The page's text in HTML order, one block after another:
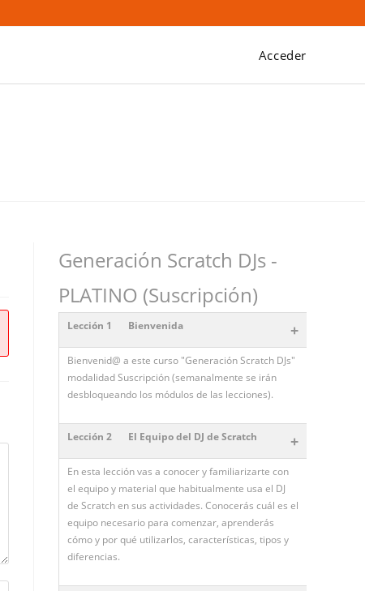
Acceder
Generación Scratch DJs -
PLATINO (Suscripción)
Lección 1 Bienvenida +
Bienvenid@ a este curso "Generación Scratch DJs"
modalidad Suscripción (semanalmente se irán
desbloqueando los módulos de las lecciones).
Lección 2 El Equipo del DJ de Scratch +
En esta lección vas a conocer y familiarizarte con
el equipo y material que habitualmente usa el DJ
de Scratch en sus actividades. Conocerás cuál es el
equipo necesario para comenzar, aprenderás
cómo y por qué utilizarlos, características, tipos y
diferencias.